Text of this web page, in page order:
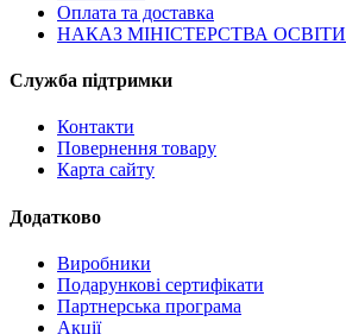
Оплата та доставка
НАКАЗ МІНІСТЕРСТВА ОСВІТИ
Служба підтримки
Контакти
Повернення товару
Карта сайту
Додатково
Виробники
Подарункові сертифікати
Партнерська програма
Акції